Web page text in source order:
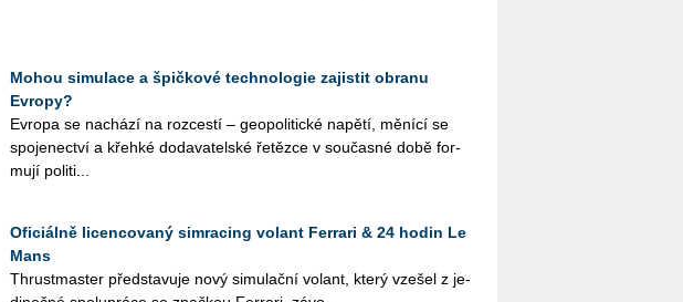
Mohou simulace a špičkové technologie zajistit obranu
Evropy?
Ev­ro­pa se na­chá­zí na roz­ces­tí – ge­o­po­li­tic­ké na­pě­tí, mě­ní­cí se
spo­je­nec­tví a křeh­ké do­da­va­tel­ské ře­těz­ce v sou­čas­né době for­
mu­jí po­li­ti­...
Oficiálně licencovaný simracing volant Ferrari & 24 hodin Le
Mans
Thrust­mas­ter před­sta­vu­je nový si­mu­lač­ní vo­lant, který vze­šel z je­